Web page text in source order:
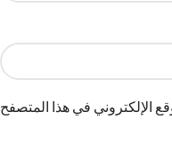
الإلكتروني في هذا المتصفح